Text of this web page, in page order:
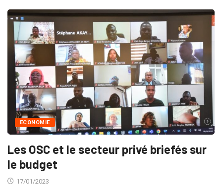
ECONOMIE
Les OSC et le secteur privé briefés sur
le budget
17/01/2023